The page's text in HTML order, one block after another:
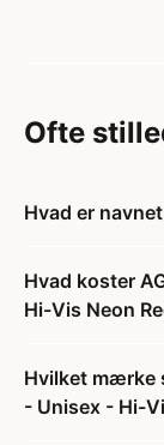
Ofte
Hvad er
Hvad koster
Hi-Vis Neon
Hvilket mærke
- Unisex - Hi-